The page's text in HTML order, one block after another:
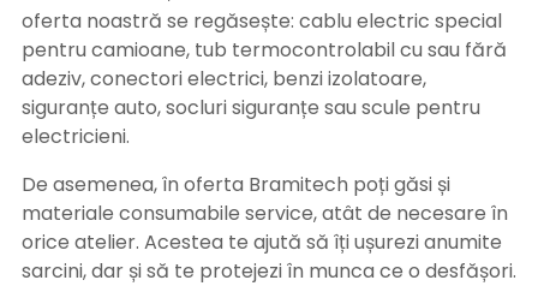
oferta noastră se regăsește: cablu electric special
pentru camioane, tub termocontrolabil cu sau fără
adeziv, conectori electrici, benzi izolatoare,
siguranțe auto, socluri siguranțe sau scule pentru
electricieni.
De asemenea, în oferta Bramitech poți găsi și
materiale consumabile service, atât de necesare în
orice atelier. Acestea te ajută să îți ușurezi anumite
sarcini, dar și să te protejezi în munca ce o desfășori.